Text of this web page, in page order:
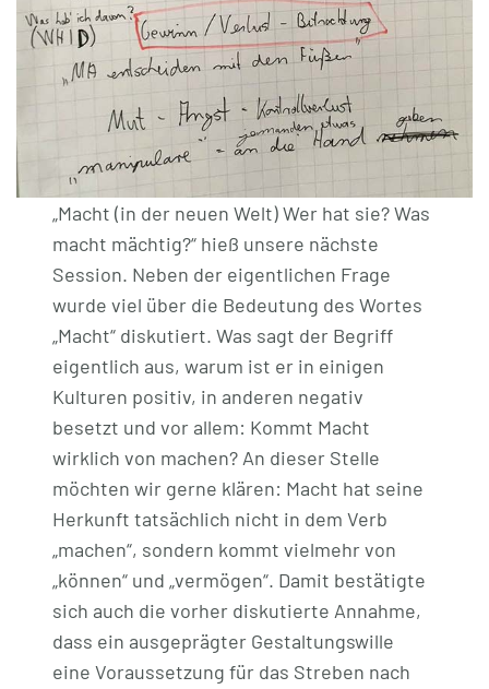
„Macht (in der neuen Welt) Wer hat sie? Was
macht mächtig?“ hieß unsere nächste
Session. Neben der eigentlichen Frage
wurde viel über die Bedeutung des Wortes
„Macht“ diskutiert. Was sagt der Begriff
eigentlich aus, warum ist er in einigen
Kulturen positiv, in anderen negativ
besetzt und vor allem: Kommt Macht
wirklich von machen? An dieser Stelle
möchten wir gerne klären: Macht hat seine
Herkunft tatsächlich nicht in dem Verb
„machen“, sondern kommt vielmehr von
„können“ und „vermögen“. Damit bestätigte
sich auch die vorher diskutierte Annahme,
dass ein ausgeprägter Gestaltungswille
eine Voraussetzung für das Streben nach